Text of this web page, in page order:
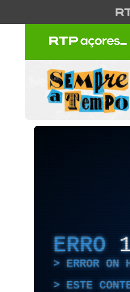
ERRO
ERROR ON
ESTE